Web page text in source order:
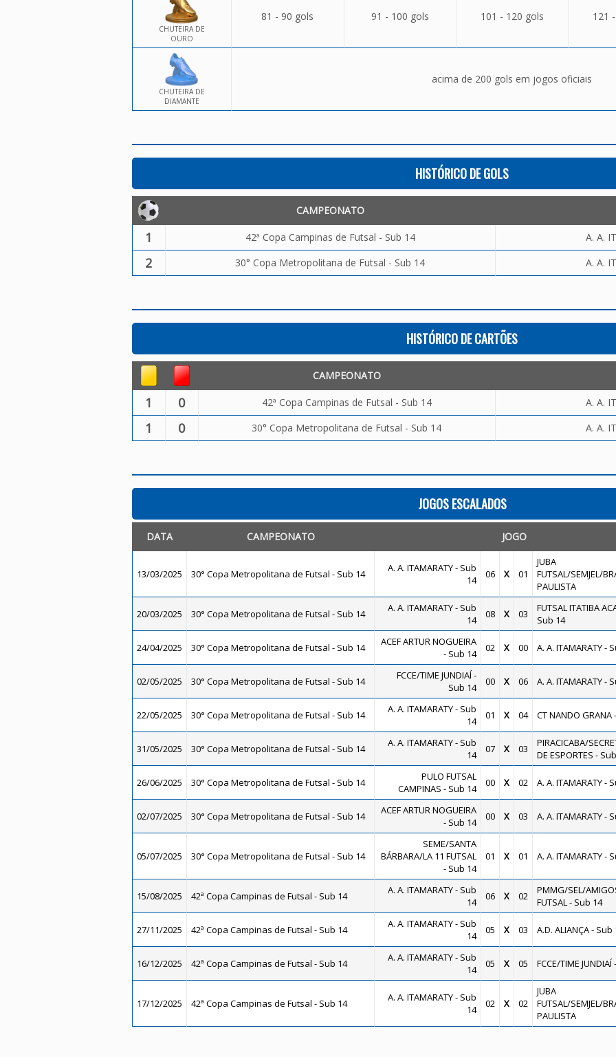
CHUTEIRA DE
OURO
81 - 90 gols 91 - 100 gols 101 - 120 gols 121
CHUTEIRA DE
DIAMANTE
acima de 200 gols em jogos oficiais
HISTÓRICO DE GOLS
CAMPEONATO
1 42ª Copa Campinas de Futsal - Sub 14 A. A.
2 30° Copa Metropolitana de Futsal - Sub 14 A. A.
HISTÓRICO DE CARTÕES
CAMPEONATO
1 0 42ª Copa Campinas de Futsal - Sub 14 A. A.
1 0 30° Copa Metropolitana de Futsal - Sub 14 A. A.
JOGOS ESCALADOS
DATA CAMPEONATO JOGO
13/03/2025 30° Copa Metropolitana de Futsal - Sub 14
A. A. ITAMARATY - Sub
14
06 X 01
JUBA
FUTSAL/SEMJEL/
PAULISTA
20/03/2025 30° Copa Metropolitana de Futsal - Sub 14
A. A. ITAMARATY - Sub
14
08 X 03
FUTSAL ITATIBA
Sub 14
24/04/2025 30° Copa Metropolitana de Futsal - Sub 14
ACEF ARTUR NOGUEIRA
- Sub 14
02 X 00 A. A. ITAMARATY -
02/05/2025 30° Copa Metropolitana de Futsal - Sub 14
FCCE/TIME JUNDIAÍ -
Sub 14
00 X 06 A. A. ITAMARATY -
22/05/2025 30° Copa Metropolitana de Futsal - Sub 14
A. A. ITAMARATY - Sub
14
01 X 04 CT NANDO GRANA
31/05/2025 30° Copa Metropolitana de Futsal - Sub 14
A. A. ITAMARATY - Sub
14
07 X 03
PIRACICABA/
DE ESPORTES -
26/06/2025 30° Copa Metropolitana de Futsal - Sub 14
PULO FUTSAL
CAMPINAS - Sub 14
00 X 02 A. A. ITAMARATY -
02/07/2025 30° Copa Metropolitana de Futsal - Sub 14
ACEF ARTUR NOGUEIRA
- Sub 14
00 X 03 A. A. ITAMARATY -
05/07/2025 30° Copa Metropolitana de Futsal - Sub 14
SEME/SANTA
BÁRBARA/LA 11 FUTSAL
- Sub 14
01 X 01 A. A. ITAMARATY -
15/08/2025 42ª Copa Campinas de Futsal - Sub 14
A. A. ITAMARATY - Sub
14
06 X 02
PMMG/SEL/
FUTSAL - Sub 14
27/11/2025 42ª Copa Campinas de Futsal - Sub 14
A. A. ITAMARATY - Sub
14
05 X 03 A.D. ALIANÇA - Sub
16/12/2025 42ª Copa Campinas de Futsal - Sub 14
A. A. ITAMARATY - Sub
14
05 X 05 FCCE/TIME
17/12/2025 42ª Copa Campinas de Futsal - Sub 14
A. A. ITAMARATY - Sub
14
02 X 02
JUBA
FUTSAL/SEMJEL/
PAULISTA